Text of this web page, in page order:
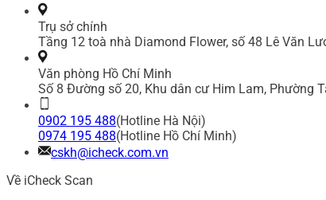
Trụ sở chính
Tầng 12 toà nhà Diamond Flower, số 48 Lê Văn
Văn phòng Hồ Chí Minh
Số 8 Đường số 20, Khu dân cư Him Lam, Phường
0902 195 488(Hotline Hà Nội)
0974 195 488(Hotline Hồ Chí Minh)
cskh@icheck.com.vn
Về iCheck Scan